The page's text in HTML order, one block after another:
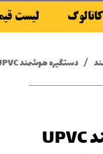
کاتالوگ لیست
دستگیره هوشمند UPVC مدل پالرمو | Palermo
دستگیره هوشمند UPVC